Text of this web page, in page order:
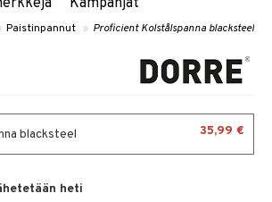
Kampanjat
Paistinpannut » Proficient Kolstålspanna blacksteel
blacksteel 35,99 €
heti